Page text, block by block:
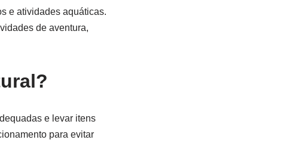
e atividades aquáticas.
de aventura,
e levar itens
para evitar